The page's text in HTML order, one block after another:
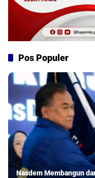
Pos Populer
Nasdem Membangun